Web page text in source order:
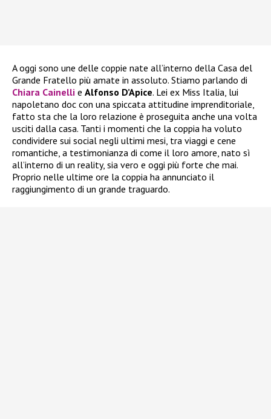
A oggi sono une delle coppie nate all’interno della Casa del
Grande Fratello più amate in assoluto. Stiamo parlando di
Chiara Cainelli e Alfonso D’Apice. Lei ex Miss Italia, lui
napoletano doc con una spiccata attitudine imprenditoriale,
fatto sta che la loro relazione è proseguita anche una volta
usciti dalla casa. Tanti i momenti che la coppia ha voluto
condividere sui social negli ultimi mesi, tra viaggi e cene
romantiche, a testimonianza di come il loro amore, nato sì
all’interno di un reality, sia vero e oggi più forte che mai.
Proprio nelle ultime ore la coppia ha annunciato il
raggiungimento di un grande traguardo.